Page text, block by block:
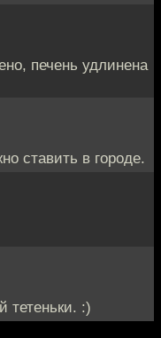
печень удлинена
ставить в городе.
тетеньки. :)